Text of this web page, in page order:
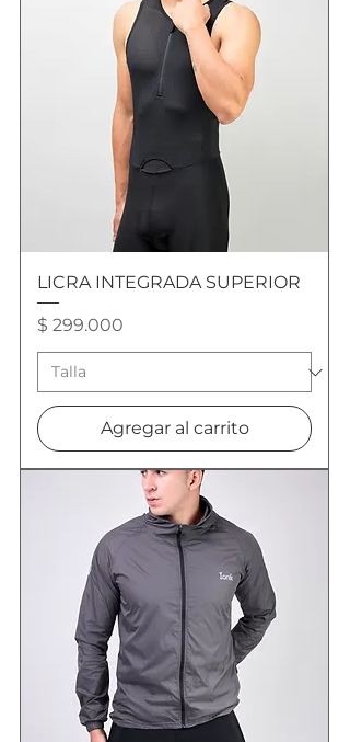
LICRA INTEGRADA SUPERIOR
Precio
$ 299.000
Agregar al carrito